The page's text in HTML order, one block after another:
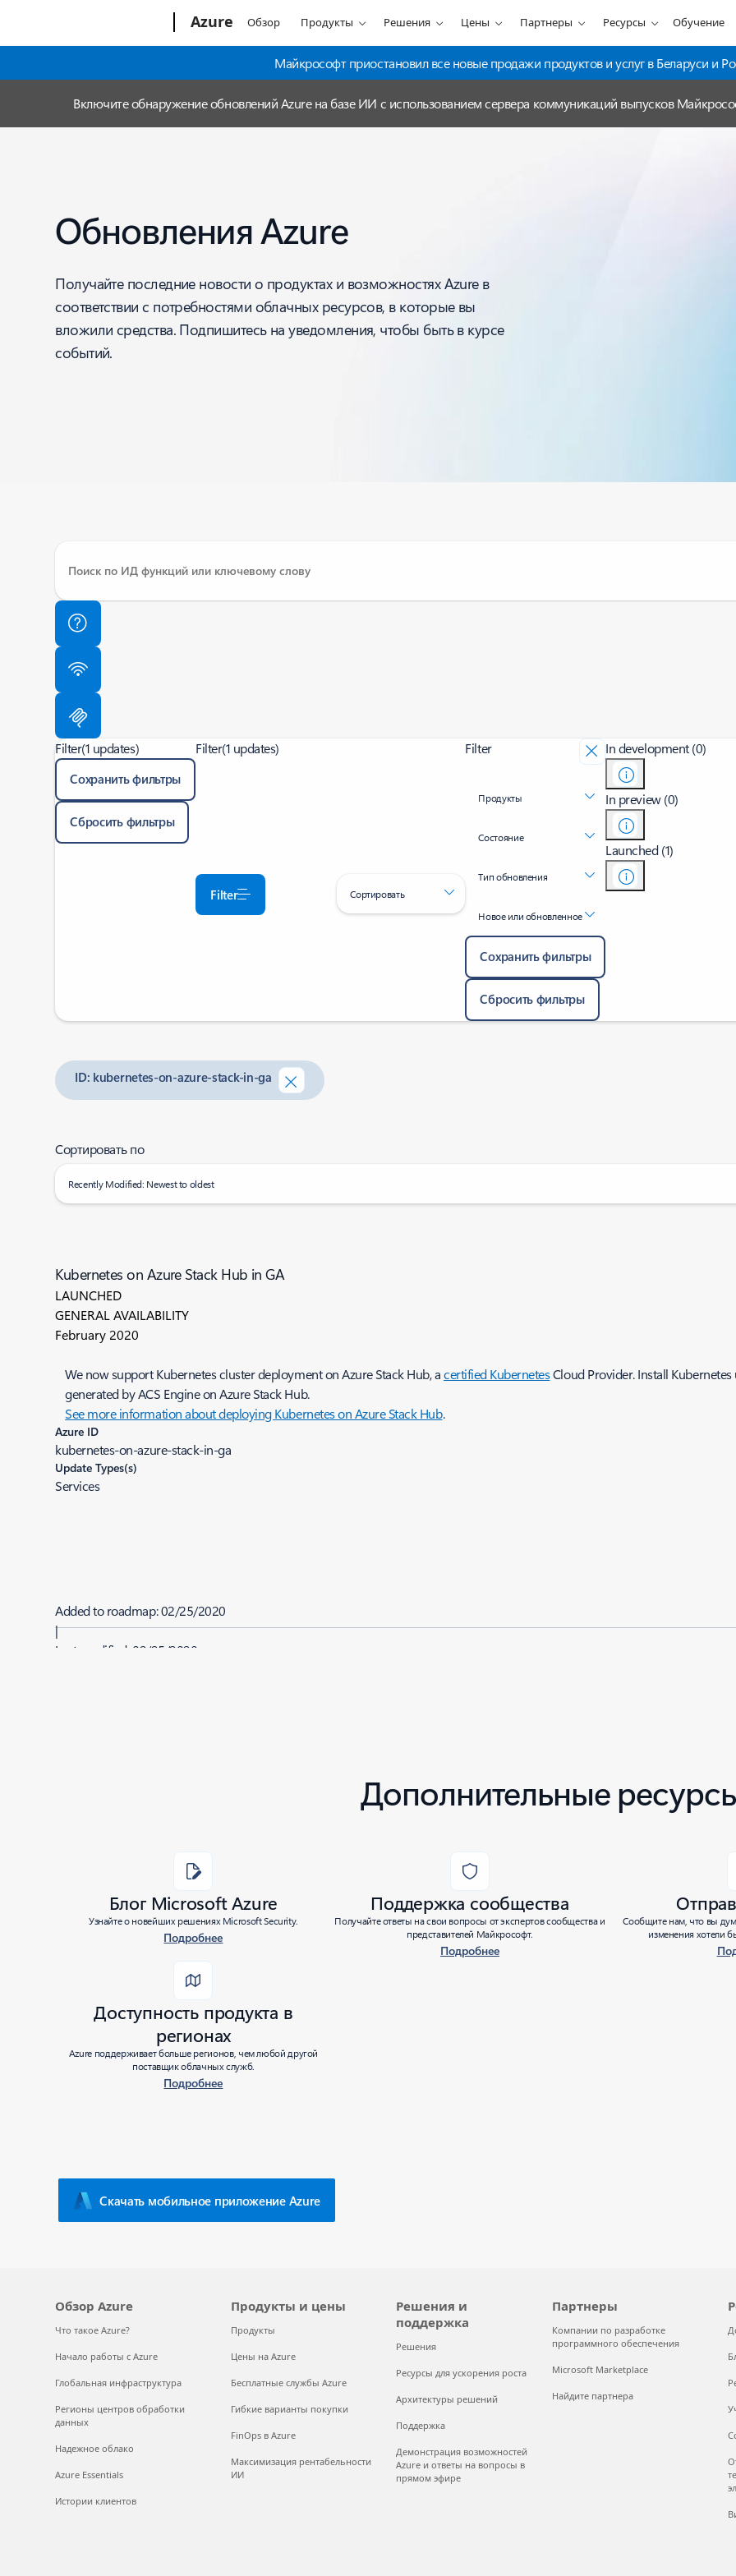
Azure Обзор Продукты Решения Цены Партнеры Ресурсы Обучение
Майкрософт приостановил все новые продажи продуктов и услуг в Беларуси и
Включите обнаружение обновлений Azure на базе ИИ с использованием сервера коммуникаций выпусков
Обновления Azure
Получайте последние новости о продуктах и возможностях Azure в
соответствии с потребностями облачных ресурсов, в которые вы
вложили средства. Подпишитесь на уведомления, чтобы быть в курсе
событий.
Filter(1 updates)
Сохранить фильтры
Сбросить фильтры
Filter(1 updates)
Filter Сортировать
Filter
Продукты
Состояние
Тип обновления
Новое или обновленное
Сохранить фильтры
Сбросить фильтры
In development (0)
In preview (0)
Launched (1)
ID: kubernetes-on-azure-stack-in-ga
Сортировать по
Recently Modified: Newest to oldest
Kubernetes on Azure Stack Hub in GA
LAUNCHED
GENERAL AVAILABILITY
February 2020
We now support Kubernetes cluster deployment on Azure Stack Hub, acertified KubernetesCloud Provider. Install
generated by ACS Engine on Azure Stack Hub.
See more information about deploying Kubernetes on Azure Stack Hub.
Azure ID
kubernetes-on-azure-stack-in-ga
Update Types(s)
Services
Added to roadmap:02/25/2020
|
Last modified: 02/25/2020
Дополнительные
Блог Microsoft Azure
Узнайте о новейших решениях Microsoft Security.
Подробнее
Поддержка сообщества
Получайте ответы на свои вопросы от экспертов сообщества и
представителей Майкрософт.
Подробнее
Сообщите нам, что вы
изменения хотели
Доступность продукта в
регионах
Azure поддерживает больше регионов, чем любой другой
поставщик облачных служб.
Подробнее
Скачать мобильное приложение Azure
Обзор Azure
Что такое Azure?
Начало работы с Azure
Глобальная инфраструктура
Регионы центров обработки
данных
Надежное облако
Azure Essentials
Истории клиентов
Продукты и цены
Продукты
Цены на Azure
Бесплатные службы Azure
Гибкие варианты покупки
FinOps в Azure
Максимизация рентабельности
ИИ
Решения и
поддержка
Решения
Ресурсы для ускорения роста
Архитектуры решений
Поддержка
Демонстрация возможностей
Azure и ответы на вопросы в
прямом эфире
Партнеры
Компании по разработке
программного обеспечения
Microsoft Marketplace
Найдите партнера